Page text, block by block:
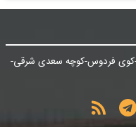
کوی فردوس-کوچه سعدی شرقی-